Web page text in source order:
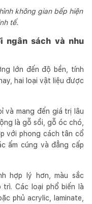
không gian bếp hiện
tế.
ngân sách và nhu
lớn đến độ bền, tính
hai loại vật liệu được
và mang đến giá trị lâu
là gỗ sồi, gỗ óc chó,
với phong cách tân cổ
ấm cúng và đẳng cấp
hợp lý hơn, màu sắc
Các loại phổ biến là
phủ acrylic, laminate,